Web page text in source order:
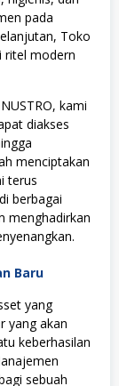
pada
Toko
ritel modern
kami
diakses
menciptakan
terus
berbagai
menghadirkan
Baru
yang
yang akan
keberhasilan
sebuah